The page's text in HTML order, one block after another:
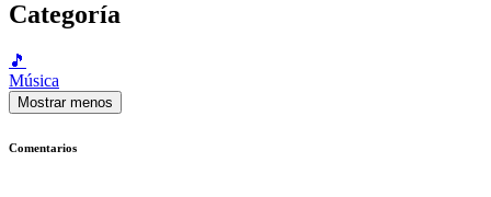
Categoría
🎵
Música
Mostrar menos
Comentarios